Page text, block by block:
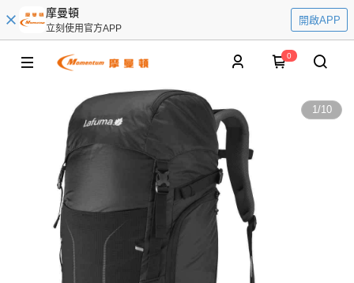
摩曼頓
立刻使用官方APP
開啟APP
0
1/10